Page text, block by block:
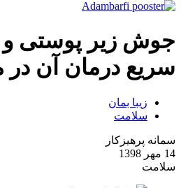
جوش زیر پوستی
سریع درمان آن در
زیبا بمان
سلامت
سمانه پرهیزکار
14 مهر 1398
سلامت